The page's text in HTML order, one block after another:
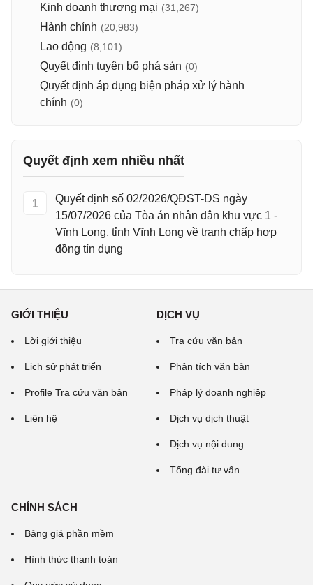
Kinh doanh thương mại (31,267)
Hành chính (20,983)
Lao động (8,101)
Quyết định tuyên bố phá sản (0)
Quyết định áp dụng biện pháp xử lý hành
chính (0)
Quyết định xem nhiều nhất
1
Quyết định số 02/2026/QĐST-DS ngày
15/07/2026 của Tòa án nhân dân khu vực 1 -
Vĩnh Long, tỉnh Vĩnh Long về tranh chấp hợp
đồng tín dụng
GIỚI THIỆU
Lời giới thiệu
Lịch sử phát triển
Profile Tra cứu văn bản
Liên hệ
DỊCH VỤ
Tra cứu văn bản
Phân tích văn bản
Pháp lý doanh nghiệp
Dịch vụ dịch thuật
Dịch vụ nội dung
Tổng đài tư vấn
CHÍNH SÁCH
Bảng giá phần mềm
Hình thức thanh toán